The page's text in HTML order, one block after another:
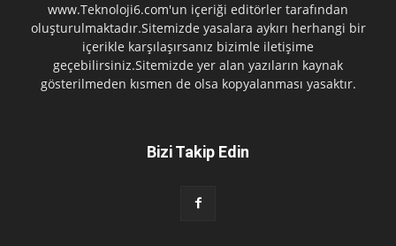
www.Teknoloji6.com'un içeriği editörler tarafından
oluşturulmaktadır.Sitemizde yasalara aykırı herhangi bir
içerikle karşılaşırsanız bizimle iletişime
geçebilirsiniz.Sitemizde yer alan yazıların kaynak
gösterilmeden kısmen de olsa kopyalanması yasaktır.
Bizi Takip Edin